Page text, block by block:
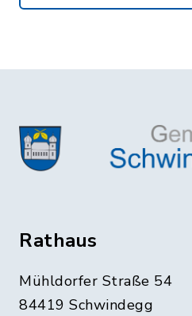
Rathaus
Mühldorfer Straße 54
84419 Schwindegg